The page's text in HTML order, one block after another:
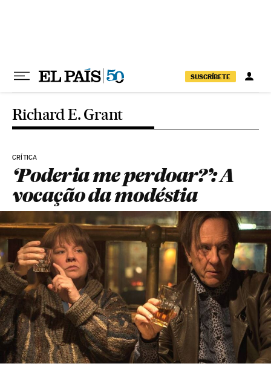
SUSCRÍBETE
Richard E. Grant
CRÍTICA
‘Poderia me perdoar?’: A
vocação da modéstia